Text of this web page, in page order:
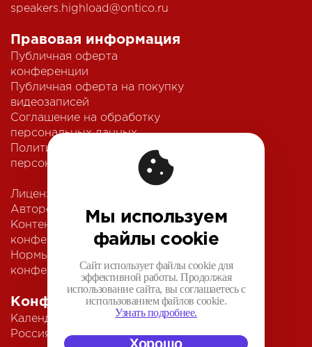
speakers.highload@ontico.ru
Конференции
Календарь
Россия IV
Правовая информация
Публичная оферта
конференции
Публичная оферта на покупку
видеозаписей
Соглашение на обработку
персональных данных
Политика обработки
персональных данных
Лицензионный договор с
Автором
Контентная политика
конференции
Нормы поведения для
конференции
Мы используем
файлы cookie
Сайт использует файлы cookie для
эффективной работы. Продолжая
использование сайта, вы соглашаетесь с
использованием файлов cookie.
Узнать подробнее.
Хорошо